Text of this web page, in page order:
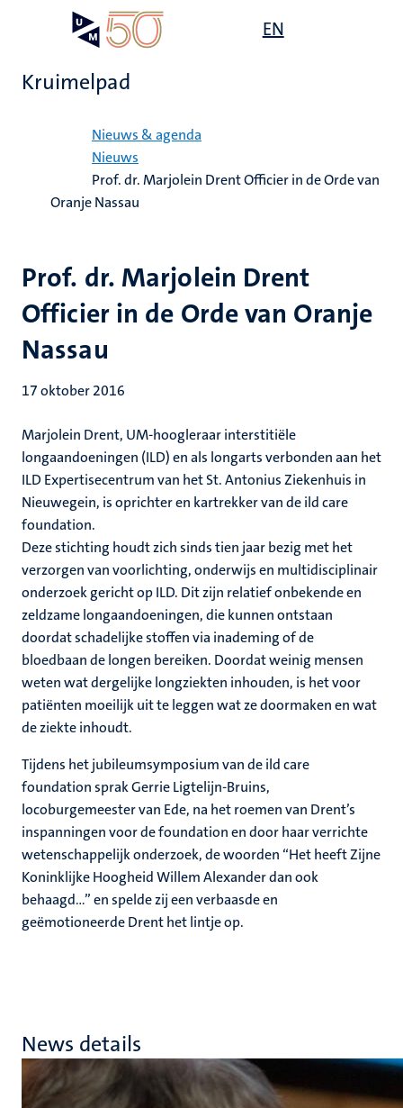
EN
Kruimelpad
Nieuws & agenda
Nieuws
Prof. dr. Marjolein Drent Officier in de Orde van
Oranje Nassau
Prof. dr. Marjolein Drent
Officier in de Orde van Oranje
Nassau
17 oktober 2016
Marjolein Drent, UM-hoogleraar interstitiële
longaandoeningen (ILD) en als longarts verbonden aan het
ILD Expertisecentrum van het St. Antonius Ziekenhuis in
Nieuwegein, is oprichter en kartrekker van de ild care
foundation.
Deze stichting houdt zich sinds tien jaar bezig met het
verzorgen van voorlichting, onderwijs en multidisciplinair
onderzoek gericht op ILD. Dit zijn relatief onbekende en
zeldzame longaandoeningen, die kunnen ontstaan
doordat schadelijke stoffen via inademing of de
bloedbaan de longen bereiken. Doordat weinig mensen
weten wat dergelijke longziekten inhouden, is het voor
patiënten moeilijk uit te leggen wat ze doormaken en wat
de ziekte inhoudt.
Tijdens het jubileumsymposium van de ild care
foundation sprak Gerrie Ligtelijn-Bruins,
locoburgemeester van Ede, na het roemen van Drent’s
inspanningen voor de foundation en door haar verrichte
wetenschappelijk onderzoek, de woorden “Het heeft Zijne
Koninklijke Hoogheid Willem Alexander dan ook
behaagd…” en spelde zij een verbaasde en
geëmotioneerde Drent het lintje op.
News details